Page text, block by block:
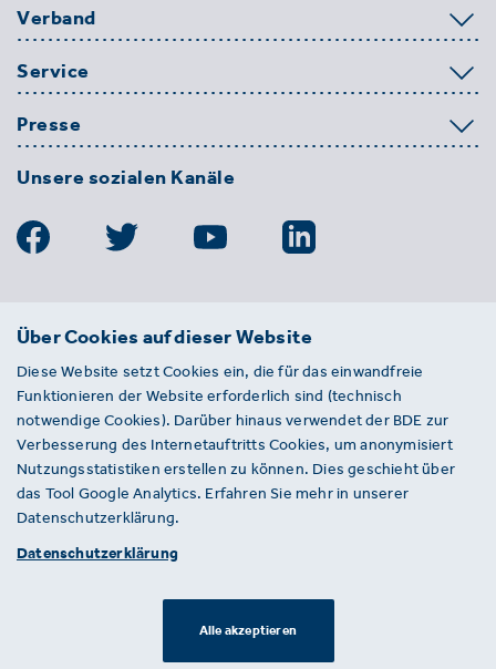
Verband
Service
Presse
Unsere sozialen Kanäle
BDE
Entsorgungs-, Wasser- und
Kreislaufwirtschaft e. V.
Von-der-Heydt-Straße 2
D 10785 Berlin
Sie haben einen Fehler auf unserer Website
gefunden? Ihnen ist ein defekter Link
aufgefallen? Wir freuen uns über Ihren
Über Cookies auf dieser Website
Diese Website setzt Cookies ein, die für das einwandfreie
Funktionieren der Website erforderlich sind (technisch
notwendige Cookies). Darüber hinaus verwendet der BDE zur
Verbesserung des Internetauftritts Cookies, um anonymisiert
Nutzungsstatistiken erstellen zu können. Dies geschieht über
das Tool Google Analytics. Erfahren Sie mehr in unserer
Datenschutzerklärung.
Datenschutzerklärung
Alle akzeptieren